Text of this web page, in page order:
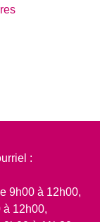
:
9h00 à 12h00,
à 12h00,